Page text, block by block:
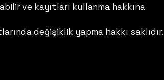
ve kayıtları kullanma hakkına
değişiklik yapma hakkı saklıdır.